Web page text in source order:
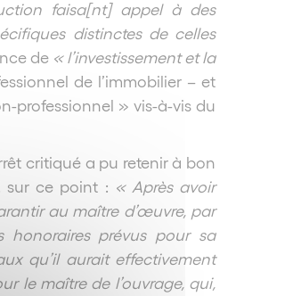
faisa[nt] appel à des
distinctes de celles
de « l’investissement et la
de l’immobilier – et
professionnel » vis-à-vis du
critiqué a pu retenir à bon
sur ce point : « Après avoir
au maître d’œuvre, par
prévus pour sa
qu’il aurait effectivement
le maître de l’ouvrage, qui,